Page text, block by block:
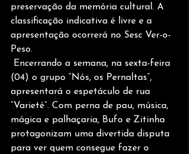
preservação da memória cultural. A
classificação indicativa é livre e a
apresentação ocorrerá no Sesc Ver-o-
Peso.
(04) o grupo “Nós, os Pernaltas”,
apresentará o espetáculo de rua
“Varieté”. Com perna de pau, música,
mágica e palhaçaria, Bufo e Zitinha
protagonizam uma divertida disputa
para ver quem consegue fazer o